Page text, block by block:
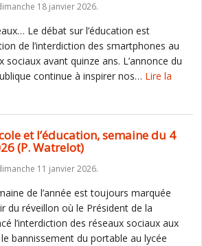
18 janvier 2026.
Le débat sur l’éducation est
de l’interdiction des smartphones au
sociaux avant quinze ans. L’annonce du
continue à inspirer nos… Lire la
et l’éducation, semaine du 4
(P. Watrelot)
11 janvier 2026.
de l’année est toujours marquée
du réveillon où le Président de la
l’interdiction des réseaux sociaux aux
bannissement du portable au lycée